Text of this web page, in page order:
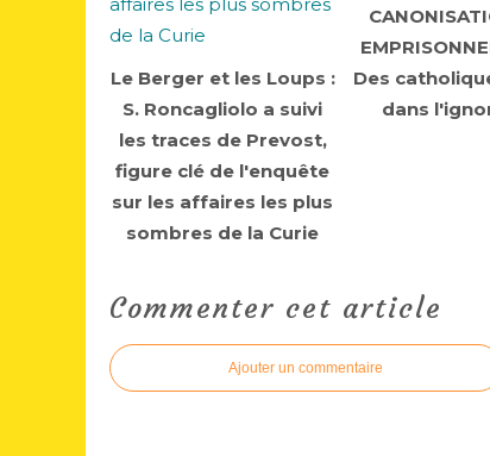
Le Berger et les Loups :
S. Roncagliolo a suivi
les traces de Prevost,
figure clé de l'enquête
sur les affaires les plus
sombres de la Curie
Des
dans
Commenter cet article
Ajouter un commentaire